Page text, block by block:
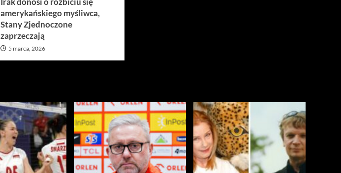
amerykańskiego myśliwca,
Stany Zjednoczone
zaprzeczają
5 marca, 2026